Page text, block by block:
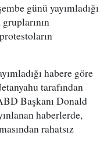
günü yayımladığı
habere göre
tarafından
Başkanı Donald
haberlerde,
rahatsız